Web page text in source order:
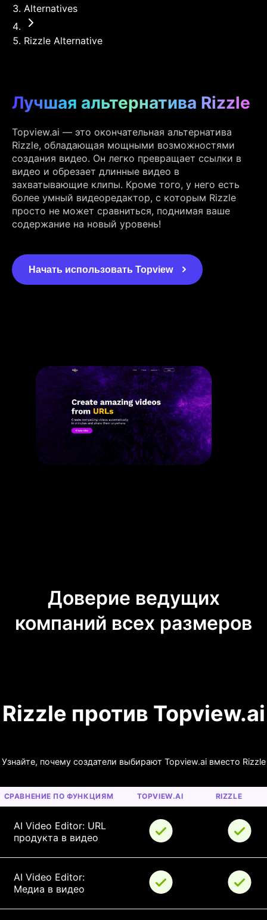
Alternatives
Rizzle Alternative
Лучшая альтернатива Rizzle
Topview.ai — это окончательная альтернатива
Rizzle, обладающая мощными возможностями
создания видео. Он легко превращает ссылки в
видео и обрезает длинные видео в
захватывающие клипы. Кроме того, у него есть
более умный видеоредактор, с которым Rizzle
просто не может сравниться, поднимая ваше
содержание на новый уровень!
Начать использовать Topview
Доверие ведущих
компаний всех размеров
Rizzle против Topview.ai
Узнайте, почему создатели выбирают Topview.ai вместо Rizzle
СРАВНЕНИЕ ПО ФУНКЦИЯМ TOPVIEW.AI RIZZLE
AI Video Editor: URL
продукта в видео
AI Video Editor:
Медиа в видео